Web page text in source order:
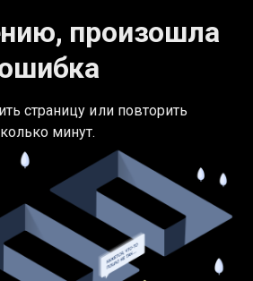
произошла
страницу или повторить
минут.